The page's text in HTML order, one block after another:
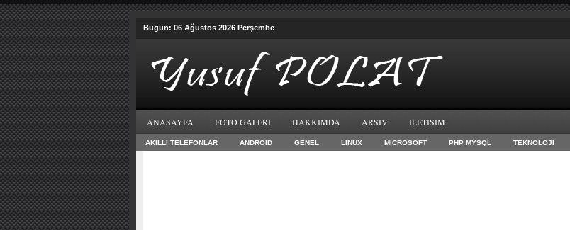
Bugün: 06 Ağustos 2026 Perşembe
ANASAYFA FOTO GALERI HAKKIMDA ARSIV ILETISIM
AKILLI TELEFONLAR ANDROID GENEL LINUX MICROSOFT PHP MYSQL TEKNOLOJI